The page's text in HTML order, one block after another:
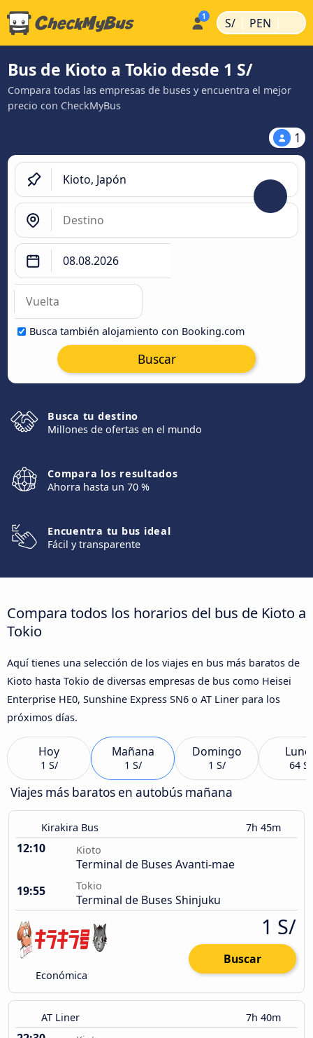
S/ | PEN |
Bus de Kioto a Tokio desde 1 S/
Compara todas las empresas de buses y encuentra el mejor
precio con CheckMyBus
1
Busca también alojamiento con Booking.com
Buscar
Busca tu destino
Millones de ofertas en el mundo
Compara los resultados
Ahorra hasta un 70 %
Encuentra tu bus ideal
Fácil y transparente
Compara todos los horarios del bus de Kioto a
Tokio
Aquí tienes una selección de los viajes en bus más baratos de
Kioto hasta Tokio de diversas empresas de bus como Heisei
Enterprise HE0, Sunshine Express SN6 o AT Liner para los
próximos días.
Hoy
1 S/
Mañana
1 S/
Domingo
1 S/ 64 S/
Viajes más baratos en autobús mañana
Kirakira Bus 7h 45m
12:10 Kioto
Terminal de Buses Avanti-mae
19:55
Tokio
Terminal de Buses Shinjuku
Económica
1 S/
Buscar
AT Liner 7h 40m